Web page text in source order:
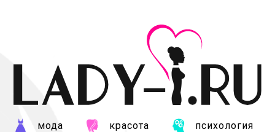
мода красота психология